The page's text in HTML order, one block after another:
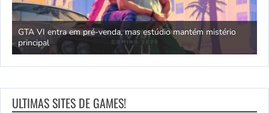
GTA VI entra em pré-venda, mas estúdio mantém mistério
principal
ULTIMAS SITES DE GAMES!